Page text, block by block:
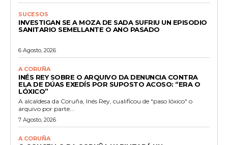
SUCESOS
INVESTIGAN SE A MOZA DE SADA SUFRIU UN EPISODIO
SANITARIO SEMELLANTE O ANO PASADO
6 Agosto, 2026
A CORUÑA
INÉS REY SOBRE O ARQUIVO DA DENUNCIA CONTRA
ELA DE DÚAS EXEDÍS POR SUPOSTO ACOSO: “ERA O
LÓXICO”
A alcaldesa da Coruña, Inés Rey, cualificou de "paso lóxico" o
arquivo por parte...
7 Agosto, 2026
A CORUÑA